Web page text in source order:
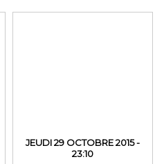
JEUDI 29 OCTOBRE 2015 -
23:10